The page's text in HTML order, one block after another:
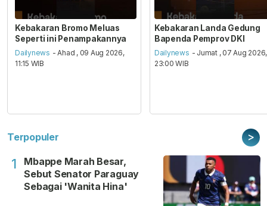
Kebakaran Bromo Meluas
Seperti ini Penampakannya
Dailynews - Ahad , 09 Aug 2026,
11:15 WIB
Kebakaran Landa Gedung
Bapenda Pemprov DKI
Dailynews - Jumat , 07 Aug 2026,
23:00 WIB
Terpopuler >
1
Mbappe Marah Besar,
Sebut Senator Paraguay
Sebagai 'Wanita Hina'